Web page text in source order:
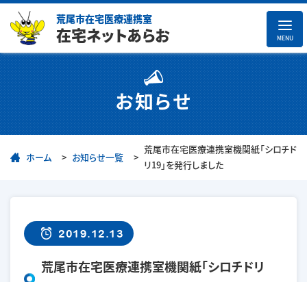
MENU
荒尾市在宅医療連携室
在宅ネットあらお
お知らせ
ホーム お知らせ一覧
荒尾市在宅医療連携室機関紙「シロチド
リ19」を発行しました
2019.12.13
荒尾市在宅医療連携室機関紙「シロチドリ